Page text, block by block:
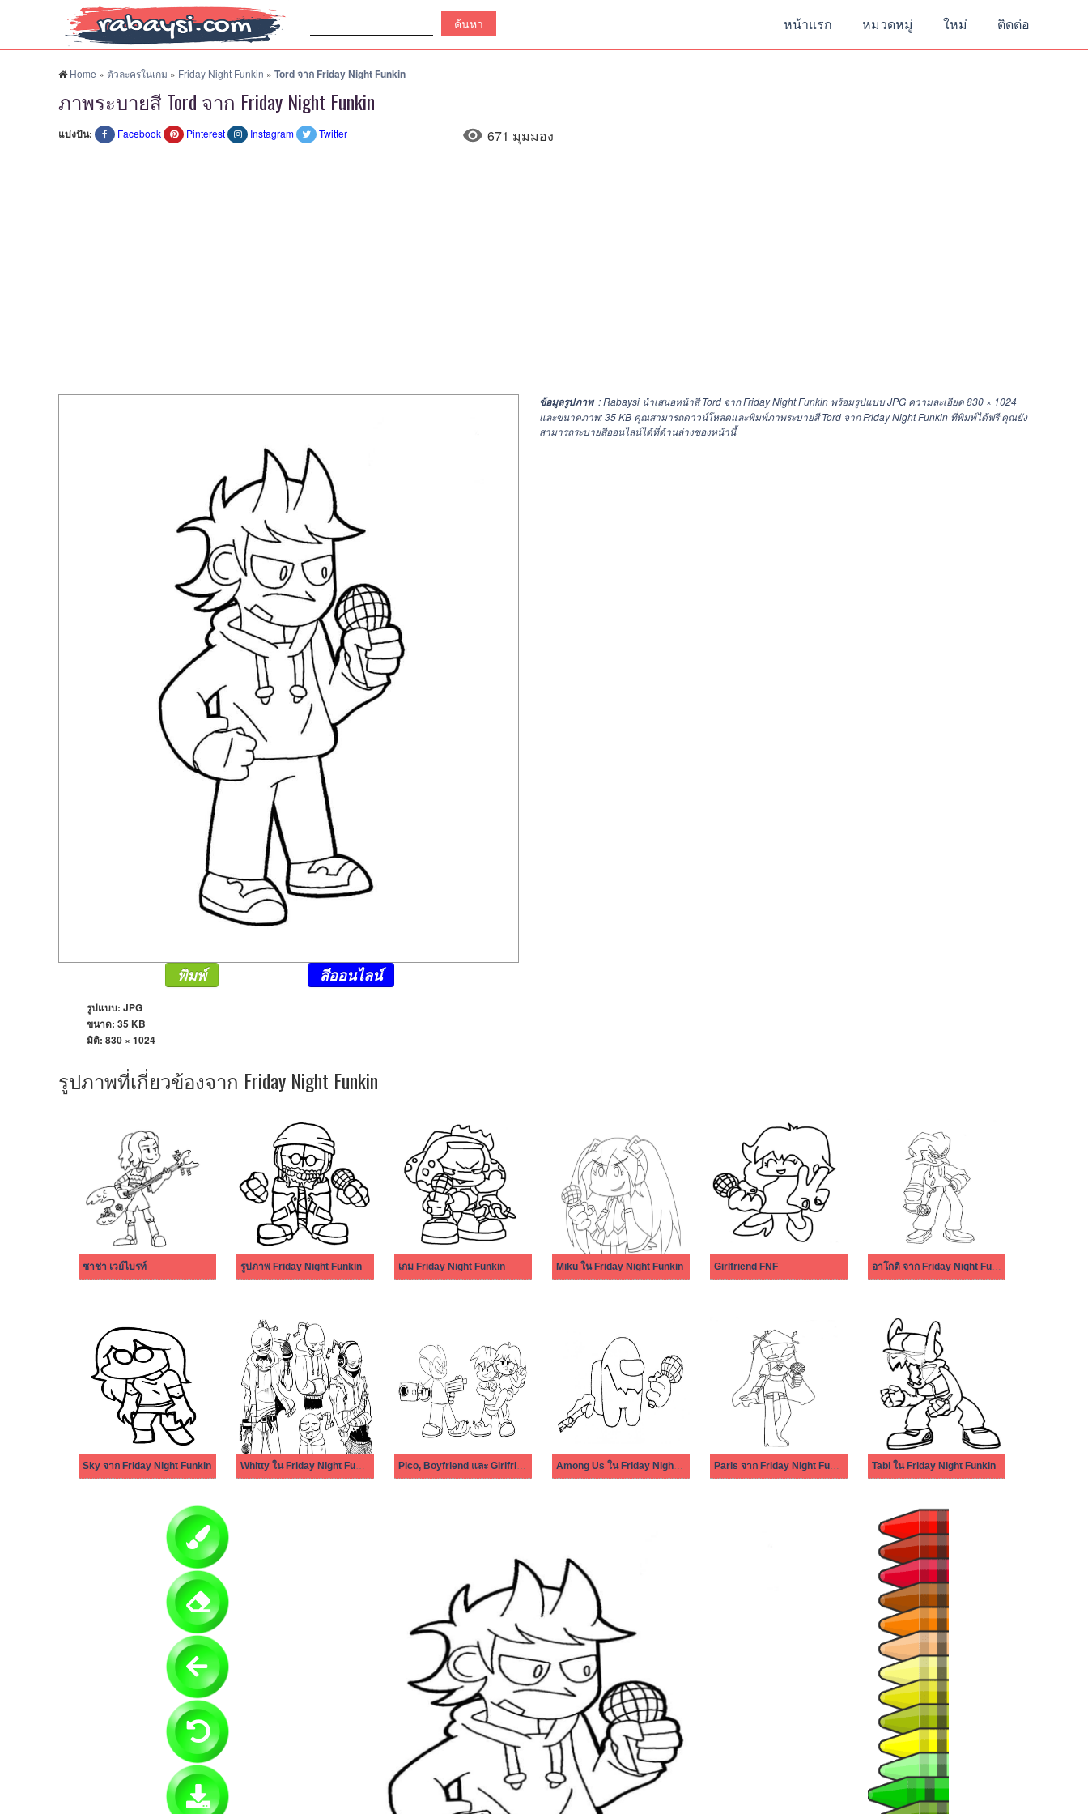
หน้าแรก หมวดหมู่ ใหม่ ติดต่อ
Home » ตัวละครในเกม » Friday Night Funkin » Tord จาก Friday Night Funkin
ภาพระบายสี Tord จาก Friday Night Funkin
แบ่งปัน: Facebook Pinterest Instagram Twitter 671 มุมมอง
ข้อมูลรูปภาพ : Rabaysi นำเสนอหน้าสี Tord จาก Friday Night Funkin พร้อมรูปแบบ JPG ความละเอียด830 × 1024
และขนาดภาพ: 35 KB คุณสามารถดาวน์โหลดและพิมพ์ภาพระบายสี Tord จาก Friday Night Funkin ที่พิมพ์ได้ฟรี คุณยัง
สามารถระบายสีออนไลน์ได้ที่ด้านล่างของหน้านี้
พิมพ์ สีออนไลน์
รูปแบบ: JPG
ขนาด: 35 KB
มิติ: 830 × 1024
รูปภาพที่เกี่ยวข้องจาก Friday Night Funkin
ซาช่า เวย์ไบรท์ รูปภาพ Friday Night Funkin เกม Friday Night Funkin Miku ใน Friday Night Funkin Girlfriend FNF อาโกติ จาก Friday Night Funkin
Sky จาก Friday Night Funkin Whitty ใน Friday Night Funkin Pico, Boyfriend และ Girlfriend Among Us ใน Friday Night Funkin Paris จาก Friday Night Funkin Tabi ใน Friday Night Funkin